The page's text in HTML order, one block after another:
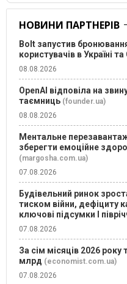
НОВИНИ ПАРТНЕРІВ
Bolt запустив
користувачів в Україні та
08.08.2026
OpenAI відповіла на
таємниць (founder.ua)
08.08.2026
Ментальне
зберегти емоційне
(margosha.com.ua)
07.08.2026
Будівельний ринок
тиском війни, дефіциту
ключові підсумки І
07.08.2026
За сім місяців 2026 року
млрд (economist.com.ua)
07.08.2026